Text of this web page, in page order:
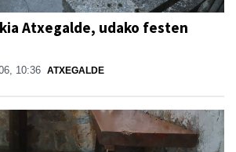
Atxegalde, udako festen
10:36 ATXEGALDE